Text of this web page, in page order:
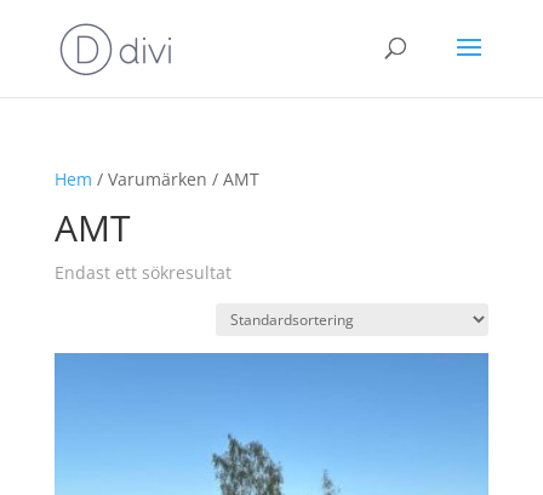
Hem / Varumärken / AMT
AMT
Endast ett sökresultat